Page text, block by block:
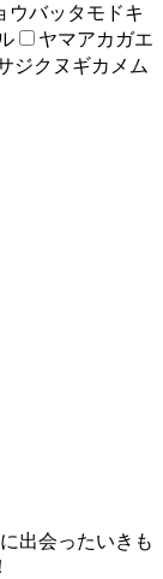
ウバッタモドキ
ヤマアカガエ
ジクヌギカメム
出会ったいきも